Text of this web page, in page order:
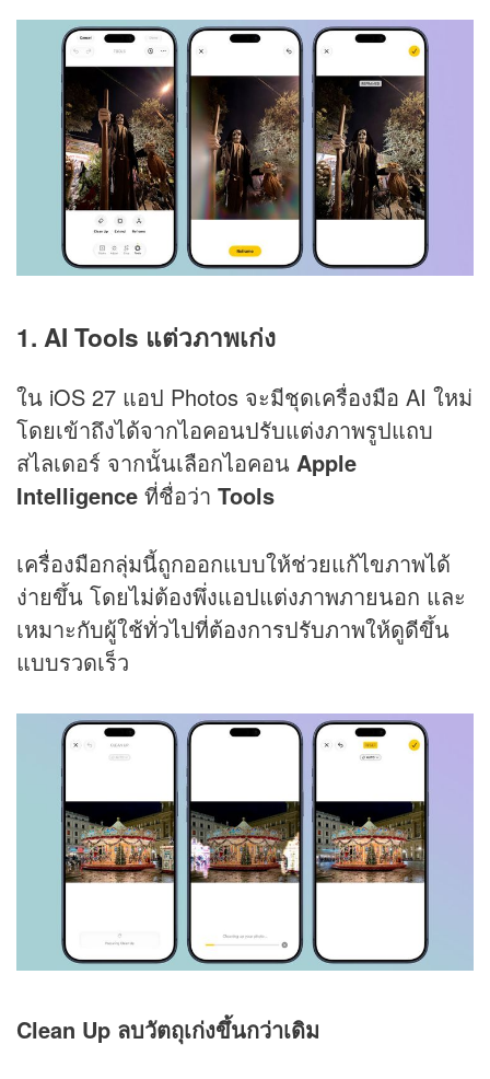
1. AI Tools แต่วภาพเก่ง
ใน iOS 27 แอป Photos จะมีชุดเครื่องมือ AI ใหม่
โดยเข้าถึงได้จากไอคอนปรับแต่งภาพรูปแถบ
สไลเดอร์ จากนั้นเลือกไอคอน Apple
Intelligence ที่ชื่อว่า Tools
เครื่องมือกลุ่มนี้ถูกออกแบบให้ช่วยแก้ไขภาพได้
ง่ายขึ้น โดยไม่ต้องพึ่งแอปแต่งภาพภายนอก และ
เหมาะกับผู้ใช้ทั่วไปที่ต้องการปรับภาพให้ดูดีขึ้น
แบบรวดเร็ว
Clean Up ลบวัตถุเก่งขึ้นกว่าเดิม